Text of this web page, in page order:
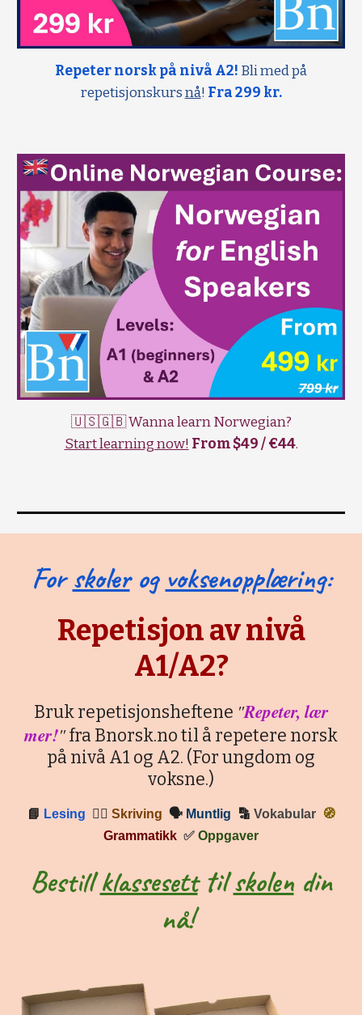
Repeter norsk på nivå A2! Bli med på
repetisjonskursnå! Fra 299 kr.
🇺🇸🇬🇧 Wanna learn Norwegian?
Start learning now! From $49 / €44.
Forskolerog voksenopplæring:
Repetisjon av nivå
A1/A2?
Bruk repetisjonsheftene "Repeter, lær
mer!"fra Bnorsk.no til å repetere norsk
på nivå A1 og A2. (For ungdom og
voksne.)
📘 Lesing ✍🏼 Skriving 🗣 Muntlig 🔡 Vokabular
🧭
Grammatikk ✅ Oppgaver
Bestillklassesetttilskolendin
nå!